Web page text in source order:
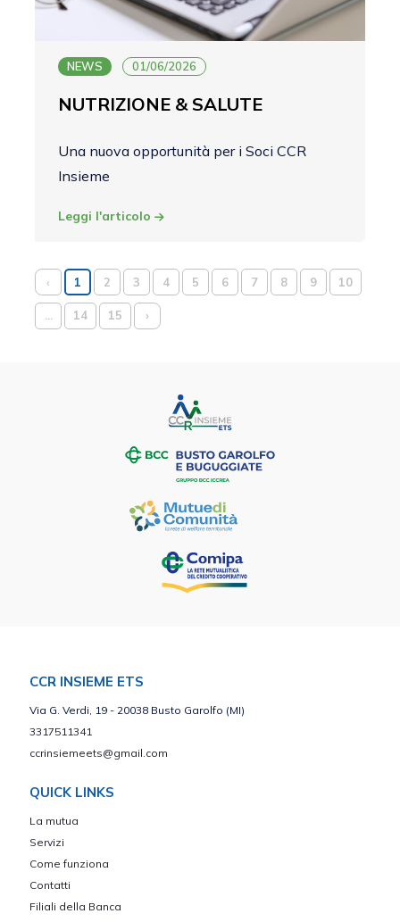
NEWS 01/06/2026
NUTRIZIONE & SALUTE
Una nuova opportunità per i Soci CCR
Insieme
Leggi l'articolo
‹ 1 2 3 4 5 6 7 8 9 10
14 15 ›
CCR INSIEME ETS
Via G. Verdi, 19 - 20038 Busto Garolfo (MI)
3317511341
ccrinsiemeets@gmail.com
QUICK LINKS
La mutua
Servizi
Come funziona
Contatti
Filiali della Banca